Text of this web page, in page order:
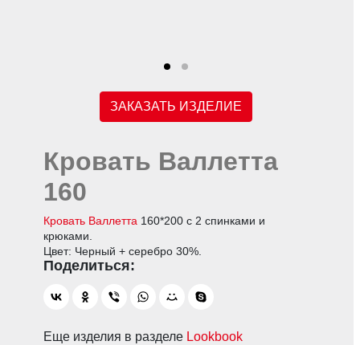
ЗАКАЗАТЬ ИЗДЕЛИЕ
Кровать Валлетта
160
Кровать Валлетта160*200 с 2 спинками и
крюками.
Цвет: Черный + серебро 30%.
Еще изделия в разделе Lookbook